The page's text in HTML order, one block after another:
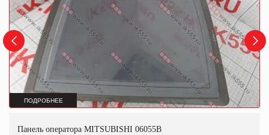
ПОДРОБНЕЕ
Панель оператора MITSUBISHI 06055B